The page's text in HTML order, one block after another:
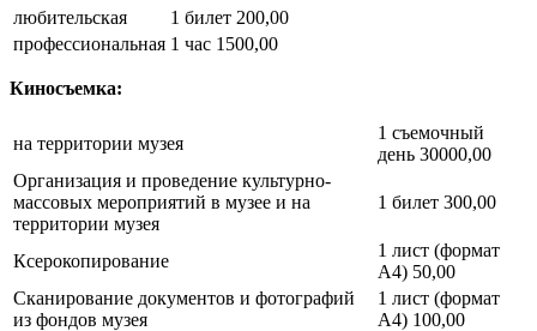
любительская
1 билет 200,00
профессиональная 1 час 1500,00
Киносъемка:
на территории музея
1 съемочный
день 30000,00
Организация и проведение культурно-
массовых мероприятий в музее и на
территории музея
1 билет 300,00
Ксерокопирование
1 лист (формат
А4) 50,00
Сканирование документов и фотографий
из фондов музея
1 лист (формат
А4) 100,00